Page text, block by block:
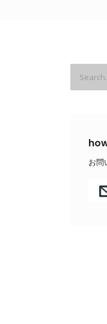
お問